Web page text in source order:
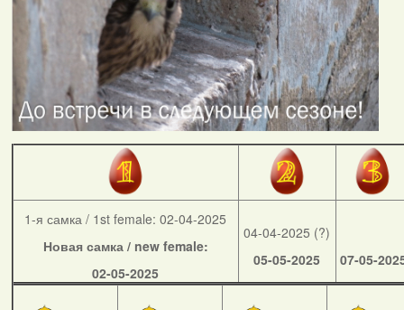
1-я самка / 1st female: 02-04-2025
Новая самка / new female:
02-05-2025
04-04-2025 (?)
05-05-2025
07-05-